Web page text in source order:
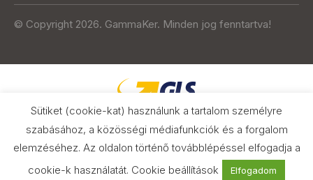
© Copyright 2026. GammaKer. Minden jog fenntartva!
Árak és paraméterek összehasonlítása
Sütiket (cookie-kat) használunk a tartalom személyre
szabásához, a közösségi médiafunkciók és a forgalom
elemzéséhez. Az oldalon történő továbblépéssel elfogadja a
cookie-k használatát. Cookie beállítások Elfogadom